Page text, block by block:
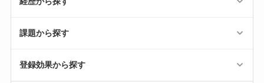
課題から探す
登録効果から探す